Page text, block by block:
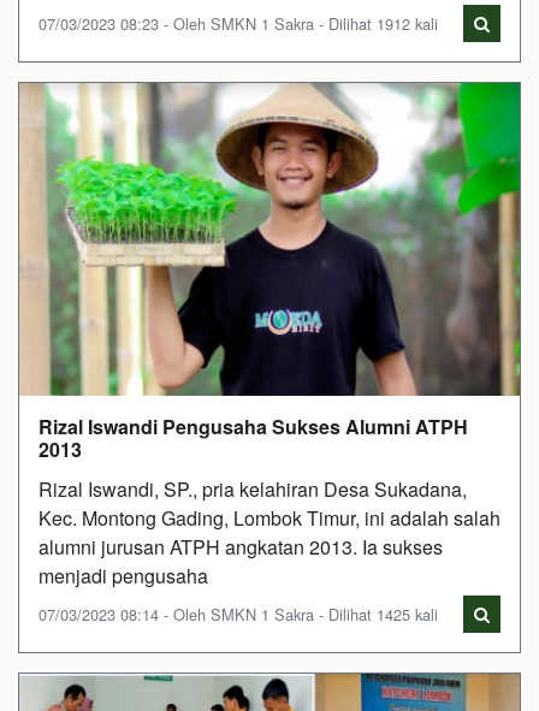
07/03/2023 08:23 - Oleh SMKN 1 Sakra - Dilihat 1912 kali
Rizal Iswandi Pengusaha Sukses Alumni ATPH
2013
Rizal Iswandi, SP., pria kelahiran Desa Sukadana,
Kec. Montong Gading, Lombok Timur, ini adalah salah
alumni jurusan ATPH angkatan 2013. Ia sukses
menjadi pengusaha
07/03/2023 08:14 - Oleh SMKN 1 Sakra - Dilihat 1425 kali